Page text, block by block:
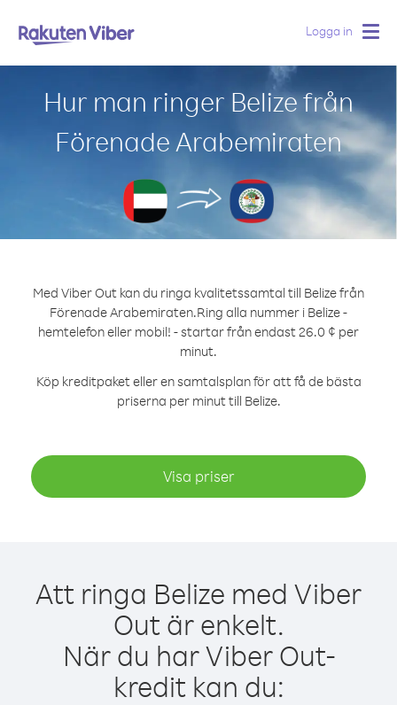
Logga in
Hur man ringer Belize från
Förenade Arabemiraten
Med Viber Out kan du ringa kvalitetssamtal till Belize från
Förenade Arabemiraten.Ring alla nummer i Belize -
hemtelefon eller mobil! - startar från endast 26.0 ¢ per
minut.
Köp kreditpaket eller en samtalsplan för att få de bästa
priserna per minut till Belize.
Visa priser
Att ringa Belize med Viber
Out är enkelt.
När du har Viber Out-
kredit kan du: